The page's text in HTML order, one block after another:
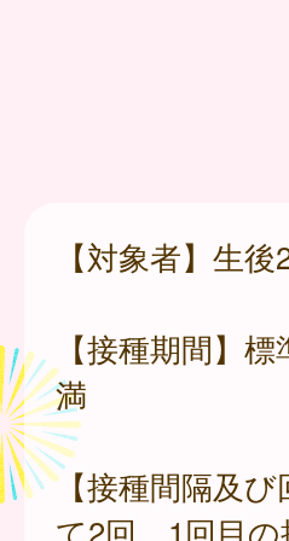
【対象者】生
【接種期間】
満
【接種間隔及
て2回、1回目